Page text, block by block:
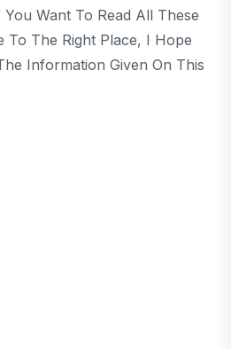
Want To Read All These
To The Right Place, I Hope
Information Given On This